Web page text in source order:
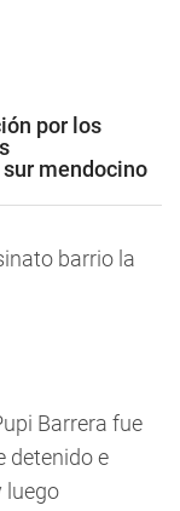
por los
mendocino
Barrera fue
detenido e
luego